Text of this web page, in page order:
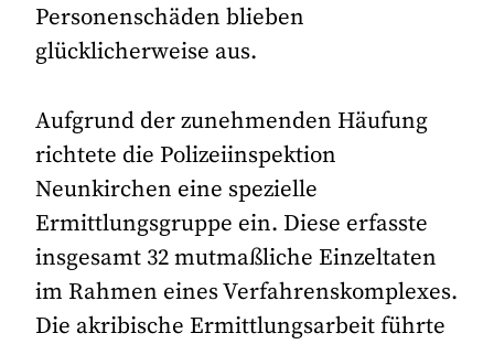
Personenschäden blieben
glücklicherweise aus.
Aufgrund der zunehmenden Häufung
richtete die Polizeiinspektion
Neunkirchen eine spezielle
Ermittlungsgruppe ein. Diese erfasste
insgesamt 32 mutmaßliche Einzeltaten
im Rahmen eines Verfahrenskomplexes.
Die akribische Ermittlungsarbeit führte